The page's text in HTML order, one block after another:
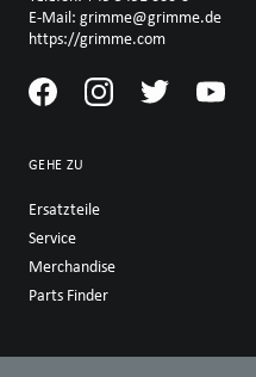
E-Mail: grimme@grimme.de
https://grimme.com
GEHE ZU
Ersatzteile
Service
Merchandise
Parts Finder